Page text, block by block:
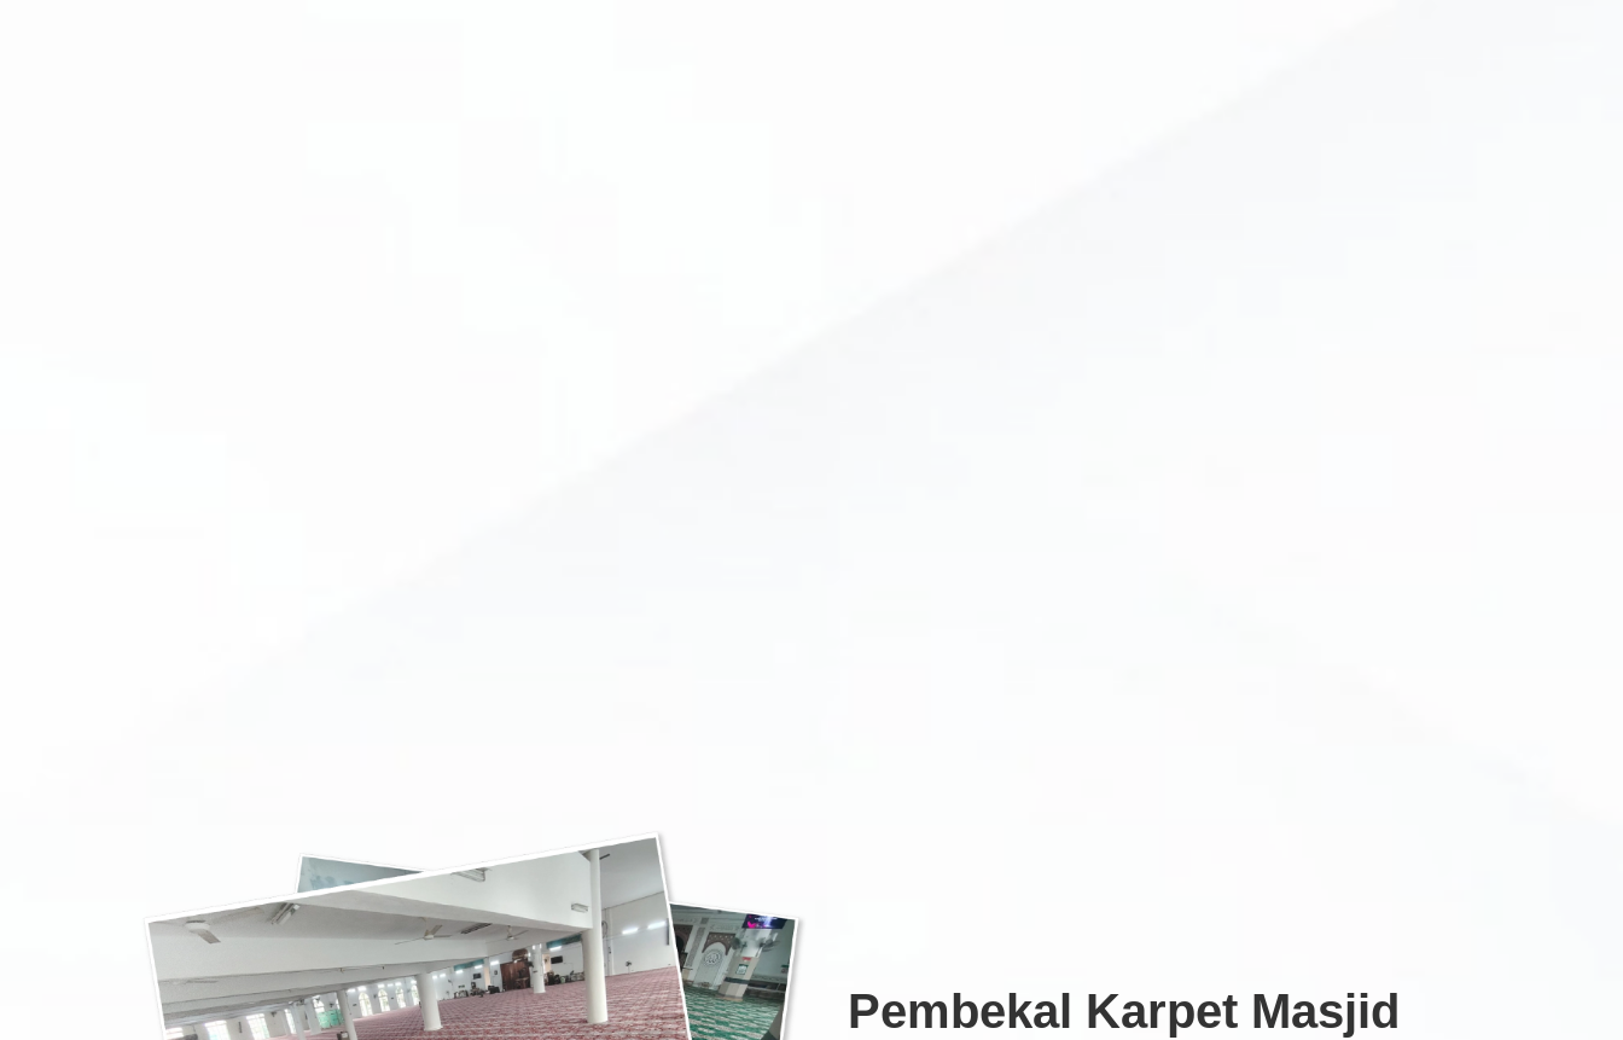
Pembekal Karpet Masjid